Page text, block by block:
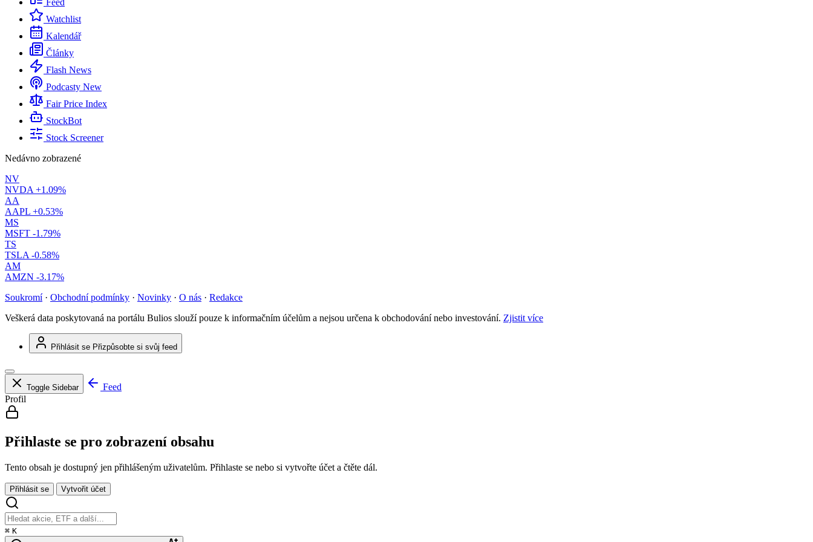
Feed
Watchlist
Kalendář
Články
Flash News
Podcasty New
Fair Price Index
StockBot
Stock Screener
Nedávno zobrazené
NV
NVDA +1.09%
AA
AAPL +0.53%
MS
MSFT -1.79%
TS
TSLA -0.58%
AM
AMZN -3.17%
Soukromí · Obchodní podmínky · Novinky · O nás · Redakce
Veškerá data poskytovaná na portálu Bulios slouží pouze k informačním účelům a nejsou určena k obchodování nebo investování. Zjistit více
Přihlásit se Přizpůsobte si svůj feed
Toggle Sidebar
Feed
Profil
Přihlaste se pro zobrazení obsahu
Tento obsah je dostupný jen přihlášeným uživatelům. Přihlaste se nebo si vytvořte účet a čtěte dál.
Přihlásit se Vytvořit účet
⌘ K